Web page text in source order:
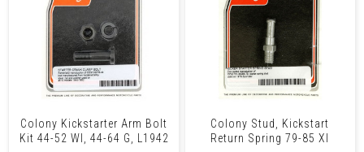
Colony Kickstarter Arm Bolt
Kit 44-52 Wl, 44-64 G, L1942
Colony Stud, Kickstart
Return Spring 79-85 Xl